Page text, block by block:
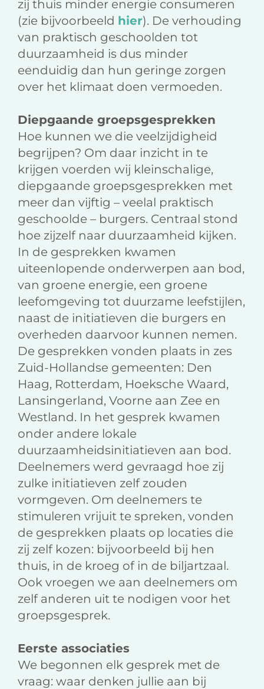
zij thuis minder energie consumeren
(zie bijvoorbeeld hier). De verhouding
van praktisch geschoolden tot
duurzaamheid is dus minder
eenduidig dan hun geringe zorgen
over het klimaat doen vermoeden.
Diepgaande groepsgesprekken
Hoe kunnen we die veelzijdigheid
begrijpen? Om daar inzicht in te
krijgen voerden wij kleinschalige,
diepgaande groepsgesprekken met
meer dan vijftig – veelal praktisch
geschoolde – burgers. Centraal stond
hoe zijzelf naar duurzaamheid kijken.
In de gesprekken kwamen
uiteenlopende onderwerpen aan bod,
van groene energie, een groene
leefomgeving tot duurzame leefstijlen,
naast de initiatieven die burgers en
overheden daarvoor kunnen nemen.
De gesprekken vonden plaats in zes
Zuid-Hollandse gemeenten: Den
Haag, Rotterdam, Hoeksche Waard,
Lansingerland, Voorne aan Zee en
Westland. In het gesprek kwamen
onder andere lokale
duurzaamheidsinitiatieven aan bod.
Deelnemers werd gevraagd hoe zij
zulke initiatieven zelf zouden
vormgeven. Om deelnemers te
stimuleren vrijuit te spreken, vonden
de gesprekken plaats op locaties die
zij zelf kozen: bijvoorbeeld bij hen
thuis, in de kroeg of in de biljartzaal.
Ook vroegen we aan deelnemers om
zelf anderen uit te nodigen voor het
groepsgesprek.
Eerste associaties
We begonnen elk gesprek met de
vraag: waar denken jullie aan bij